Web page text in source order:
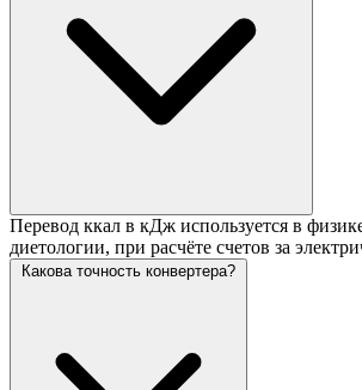
Перевод ккал в кДж используется в
диетологии, при расчёте счетов за
Какова точность конвертера?